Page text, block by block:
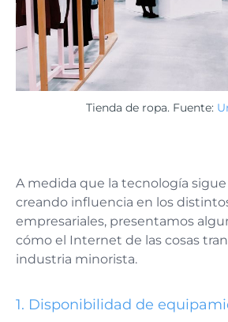
Tienda de ropa. Fuente:
A medida que la tecnología
creando influencia en los
empresariales, presentamos
cómo el Internet de las cosas
industria minorista.
1. Disponibilidad de